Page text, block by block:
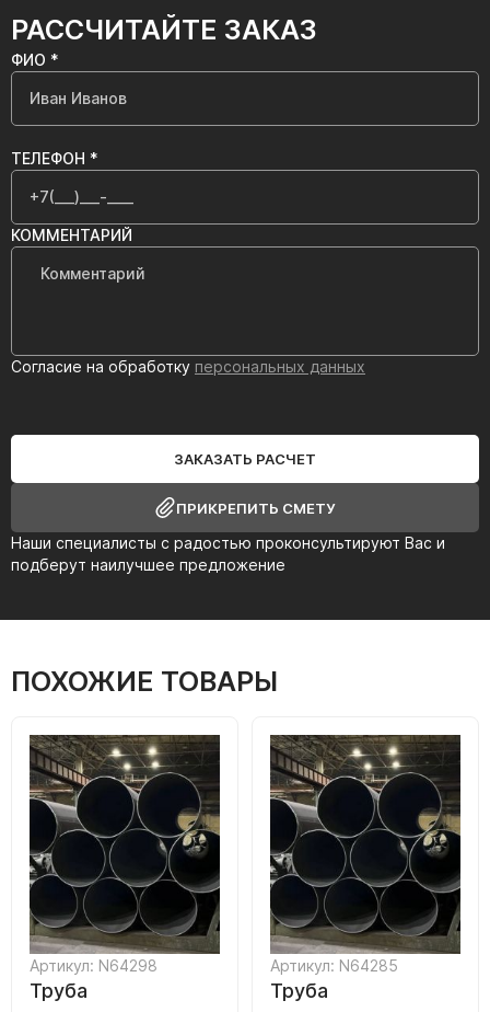
РАССЧИТАЙТЕ ЗАКАЗ
Наши специалисты с радостью проконсультируют Вас и
подберут наилучшее предложение
ФИО *
ТЕЛЕФОН *
КОММЕНТАРИЙ
Согласие на обработку персональных данных
ЗАКАЗАТЬ РАСЧЕТ
ПРИКРЕПИТЬ СМЕТУ
ПОХОЖИЕ ТОВАРЫ
Артикул: N64298
Труба
Артикул: N64285
Труба